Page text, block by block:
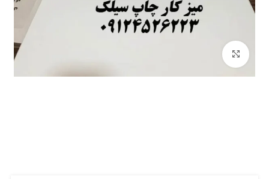
بزرگنمایی تصویر